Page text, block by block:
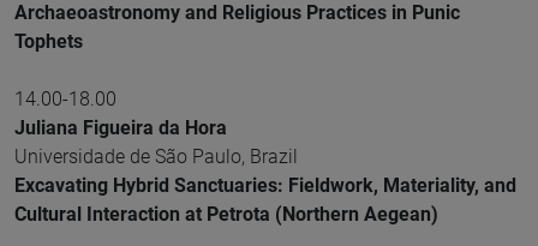
Archaeoastronomy and Religious Practices in Punic
Tophets
14.00-18.00
Juliana Figueira da Hora
Universidade de São Paulo, Brazil
Excavating Hybrid Sanctuaries: Fieldwork, Materiality, and
Cultural Interaction at Petrota (Northern Aegean)